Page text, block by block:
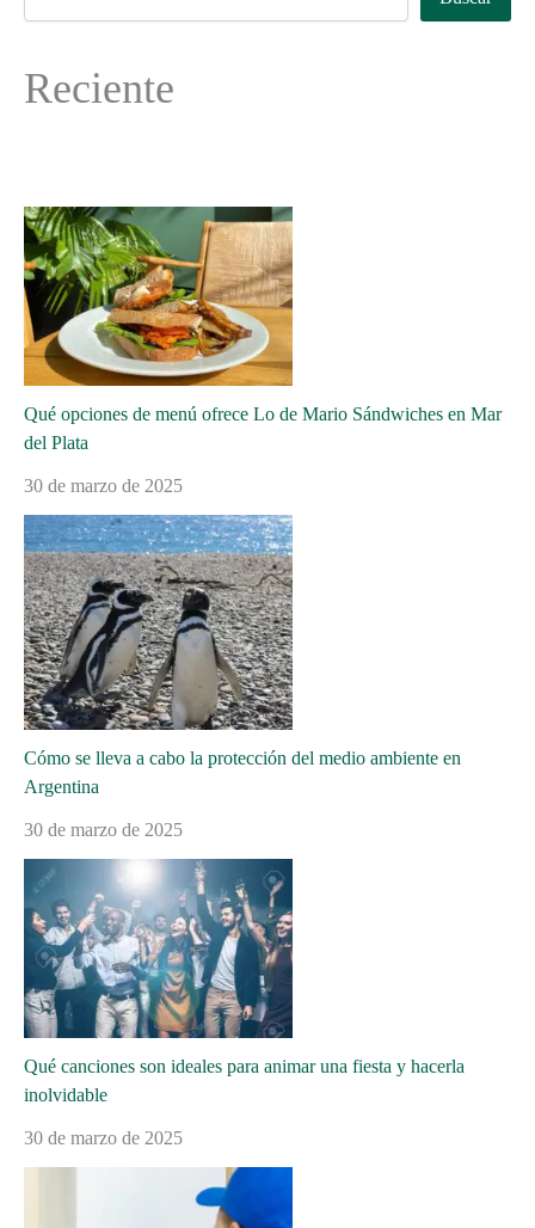
Reciente
Qué opciones de menú ofrece Lo de Mario Sándwiches en Mar
del Plata
30 de marzo de 2025
Cómo se lleva a cabo la protección del medio ambiente en
Argentina
30 de marzo de 2025
Qué canciones son ideales para animar una fiesta y hacerla
inolvidable
30 de marzo de 2025